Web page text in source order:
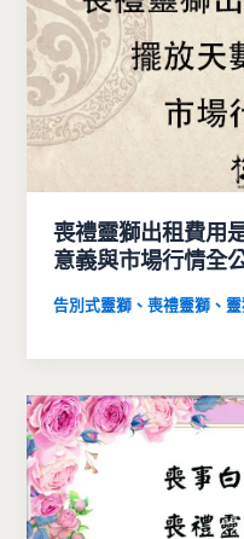
喪禮靈獅出租費用
意義與市場行情全
告別式靈獅、喪禮靈獅、靈